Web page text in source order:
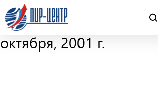
Ядерный Контроль –
электронный журнал. 31
октября, 2001 г.